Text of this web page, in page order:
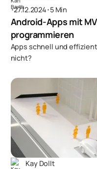
･27.12.2024･5 Min
Android-Apps mit
programmieren
Apps schnell und
nicht?
Kay Dollt